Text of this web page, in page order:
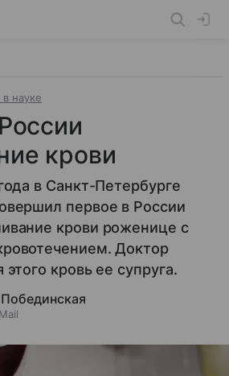
науке
крови
в Санкт-Петербурге
первое в России
крови роженице с
Доктор
кровь ее супруга.